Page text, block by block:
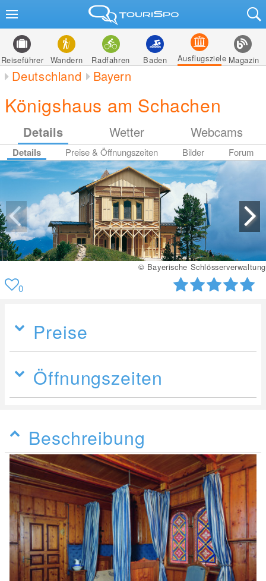
Reiseführer Wandern Radfahren Baden Ausflugsziele Magazin
Deutschland Bayern
Königshaus am Schachen
Details Wetter Webcams
Details Preise & Öffnungszeiten Bilder Forum
© Bayerische
0
Preise
Öffnungszeiten
Beschreibung